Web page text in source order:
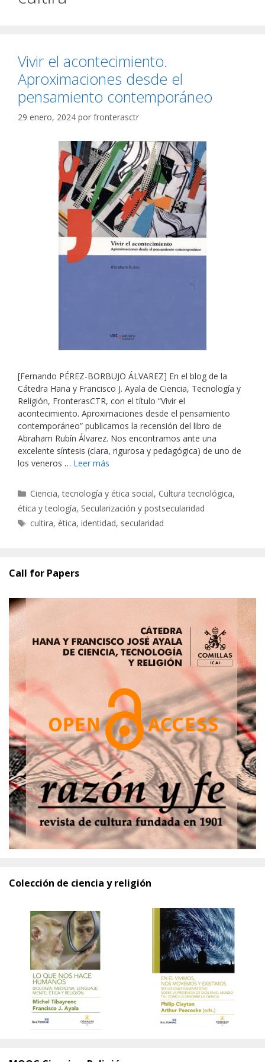
Vivir el acontecimiento.
Aproximaciones desde el
pensamiento contemporáneo
29 enero, 2024 por fronterasctr
[Fernando PÉREZ-BORBUJO ÁLVAREZ] En el blog de la
Cátedra Hana y Francisco J. Ayala de Ciencia, Tecnología y
Religión, FronterasCTR, con el título “Vivir el
acontecimiento. Aproximaciones desde el pensamiento
contemporáneo” publicamos la recensión del libro de
Abraham Rubín Álvarez. Nos encontramos ante una
excelente síntesis (clara, rigurosa y pedagógica) de uno de
los veneros … Leer más
Categorías
Ciencia, tecnología y ética social, Cultura tecnológica,
ética y teología, Secularización y postsecularidad
Etiquetas
cultira, ética,identidad, secularidad
Call for Papers
Colección de ciencia y religión